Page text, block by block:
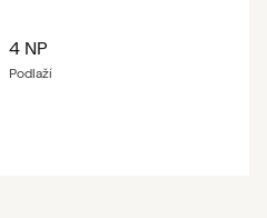
4 NP
podlaží